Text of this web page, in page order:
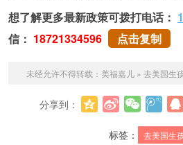
想了解更多最新政策可拨打电话：
信： 18721334596 点击复制
未经允许不得转载： 美福嘉儿» 去美国生
分享到：
标签：
去美国生